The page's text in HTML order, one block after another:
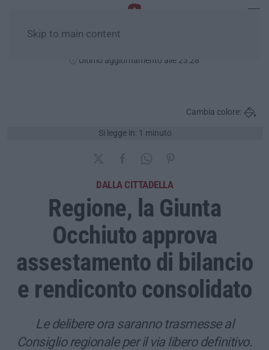
Skip to main content
Ultimo aggiornamento alle 23:28
Si legge in: 1 minuto
Cambia colore:
DALLA CITTADELLA
Regione, la Giunta
Occhiuto approva
assestamento di bilancio
e rendiconto consolidato
Le delibere ora saranno trasmesse al
Consiglio regionale per il via libero definitivo.